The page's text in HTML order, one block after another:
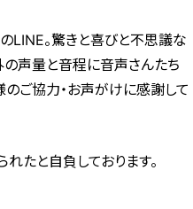
LINE。驚きと喜びと不思議な
の声量と音程に音声さんたち
のご協力・お声がけに感謝して
たと自負しております。